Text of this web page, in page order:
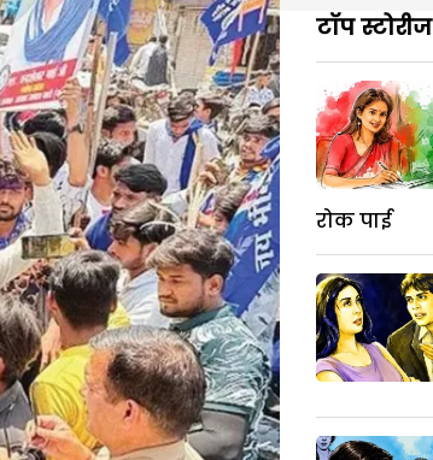
टॉप स्टोरीज
रोक पाई